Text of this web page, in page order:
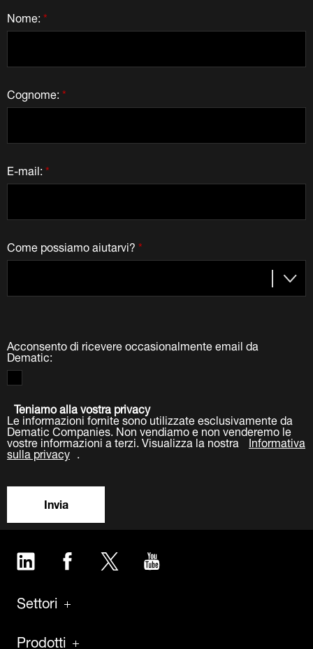
*
Nome:
*
Cognome:
*
E-mail:
*
Come possiamo aiutarvi?
Acconsento di ricevere occasionalmente email da
Dematic:
Teniamo alla vostra privacy
Le informazioni fornite sono utilizzate esclusivamente da
Dematic Companies. Non vendiamo e non venderemo le
vostre informazioni a terzi. Visualizza la nostra Informativa
sulla privacy .
Invia
LinkedIn Facebook Twitter
Settori
Prodotti